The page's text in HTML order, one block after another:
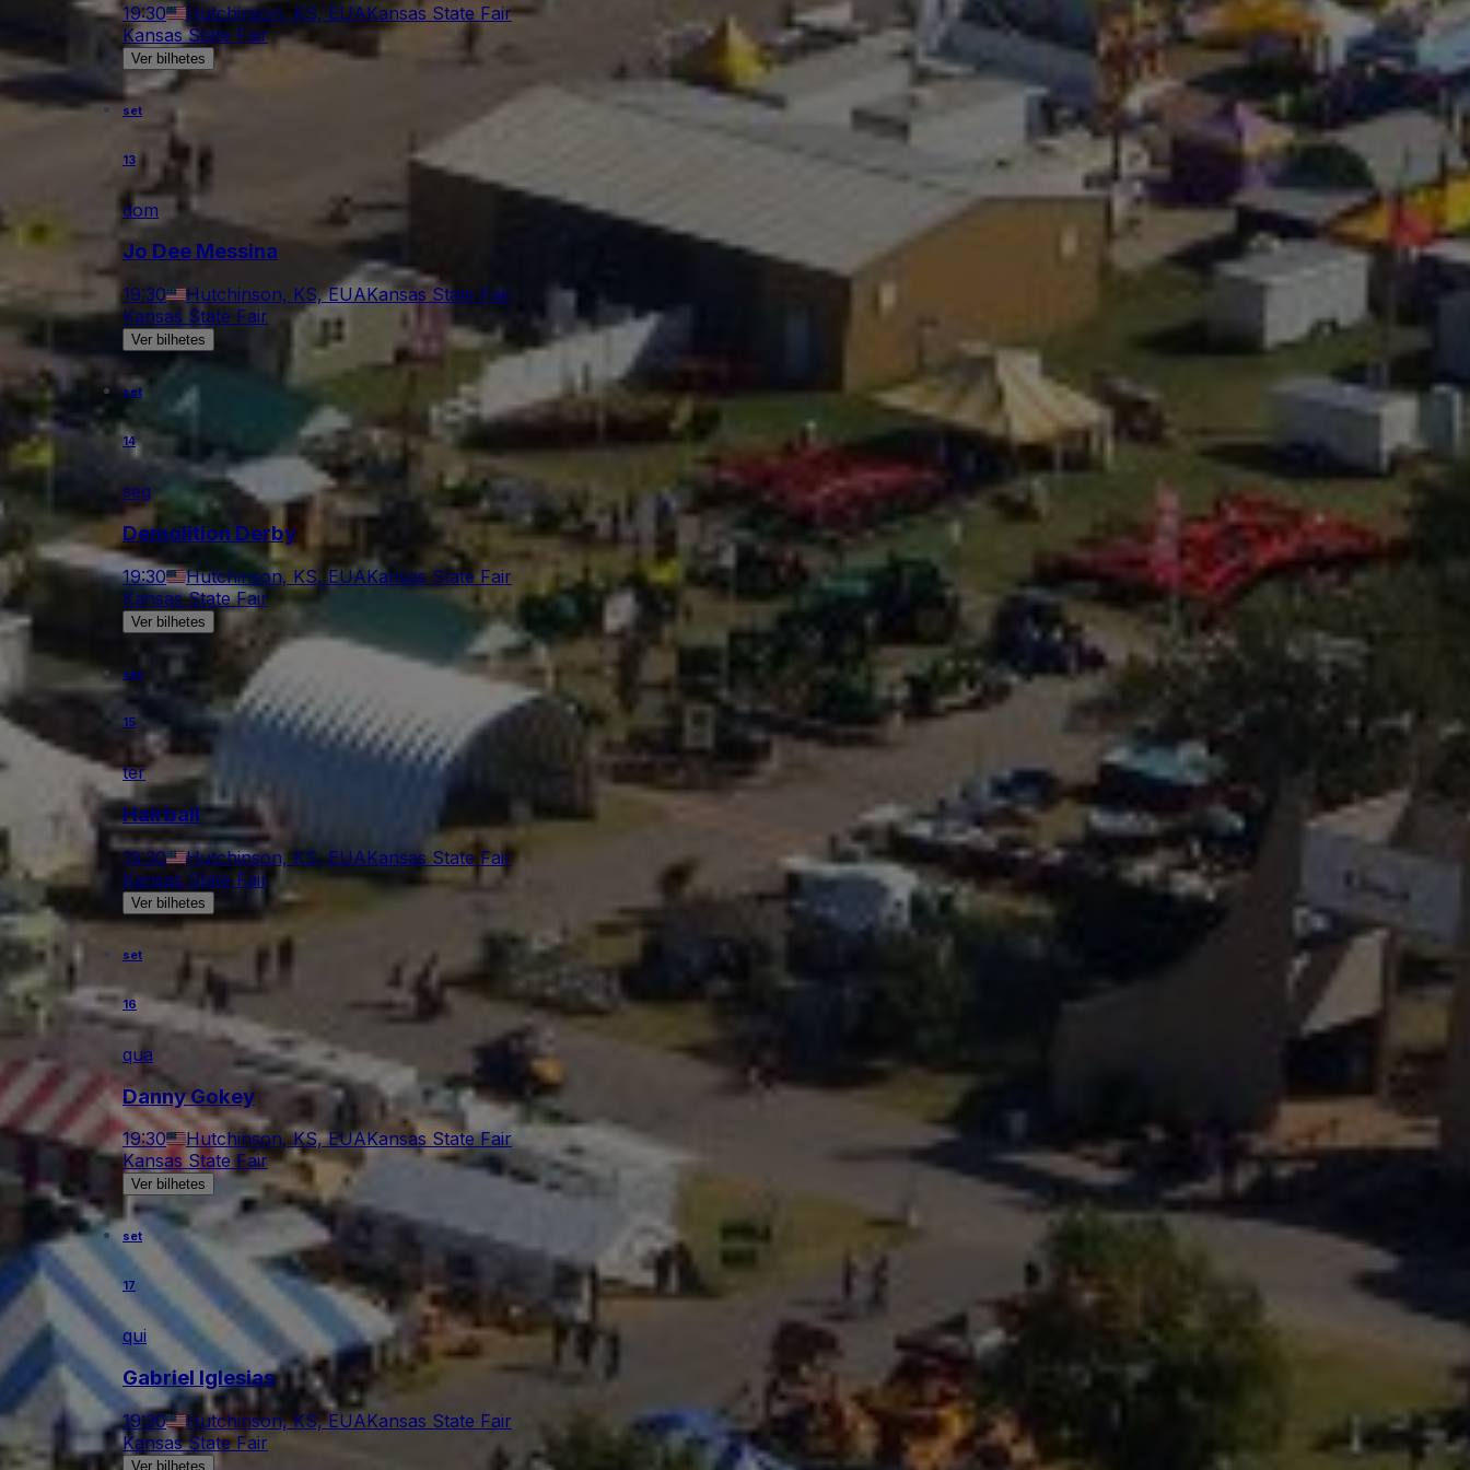
19:30 Hutchinson, KS, EUAKansas State Fair
Kansas State Fair
Ver bilhetes
set
13
dom
Jo Dee Messina
19:30 Hutchinson, KS, EUAKansas State Fair
Kansas State Fair
Ver bilhetes
set
14
seg
Demolition Derby
19:30 Hutchinson, KS, EUAKansas State Fair
Kansas State Fair
Ver bilhetes
set
15
ter
Hairball
19:30 Hutchinson, KS, EUAKansas State Fair
Kansas State Fair
Ver bilhetes
set
16
qua
Danny Gokey
19:30 Hutchinson, KS, EUAKansas State Fair
Kansas State Fair
Ver bilhetes
set
17
qui
Gabriel Iglesias
19:30 Hutchinson, KS, EUAKansas State Fair
Kansas State Fair
Ver bilhetes